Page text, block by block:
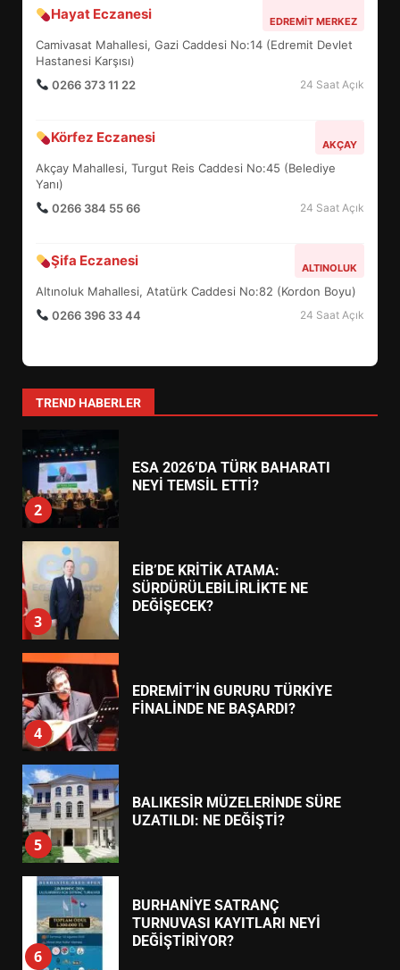
Hayat Eczanesi EDREMIT MERKEZ
Camivasat Mahallesi, Gazi Caddesi No:14 (Edremit Devlet
Hastanesi Karşısı)
0266 373 11 22
24 Saat Açık
Körfez Eczanesi AKÇAY
Akçay Mahallesi, Turgut Reis Caddesi No:45 (Belediye
Yanı)
0266 384 55 66
24 Saat Açık
Şifa Eczanesi ALTINOLUK
Altınoluk Mahallesi, Atatürk Caddesi No:82 (Kordon Boyu)
0266 396 33 44
24 Saat Açık
TREND HABERLER
5
BALIKESİR MÜZELERİNDE SÜRE
UZATILDI: NE DEĞİŞTİ?
6
TURNUVASI KAYITLARI NEYİ
7
YENİ YÖNETİM NASIL
ŞEKİLLENDİ?
1
HAREKETE GEÇİYOR: GÖZLER
2
ESA 2026’DA TÜRK BAHARATI
NEYİ TEMSİL ETTİ?
3
EİB’DE KRİTİK ATAMA:
SÜRDÜRÜLEBİLİRLİKTE NE
DEĞİŞECEK?
4
EDREMİT’İN GURURU TÜRKİYE
FİNALİNDE NE BAŞARDI?
5
BALIKESİR MÜZELERİNDE SÜRE
UZATILDI: NE DEĞİŞTİ?
6
BURHANİYE SATRANÇ
TURNUVASI KAYITLARI NEYİ
DEĞİŞTİRİYOR?